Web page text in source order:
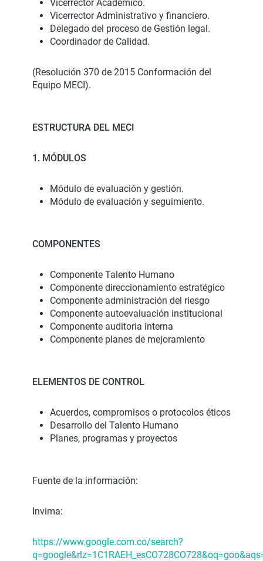
Vicerrector Académico.
Vicerrector Administrativo y financiero.
Delegado del proceso de Gestión legal.
Coordinador de Calidad.
(Resolución 370 de 2015 Conformación del
Equipo MECI).
ESTRUCTURA DEL MECI
1. MÓDULOS
Módulo de evaluación y gestión.
Módulo de evaluación y seguimiento.
COMPONENTES
Componente Talento Humano
Componente direccionamiento estratégico
Componente administración del riesgo
Componente autoevaluación institucional
Componente auditoria interna
Componente planes de mejoramiento
ELEMENTOS DE CONTROL
Acuerdos, compromisos o protocolos éticos
Desarrollo del Talento Humano
Planes, programas y proyectos
Fuente de la información:
Invima:
https://www.google.com.co/search?